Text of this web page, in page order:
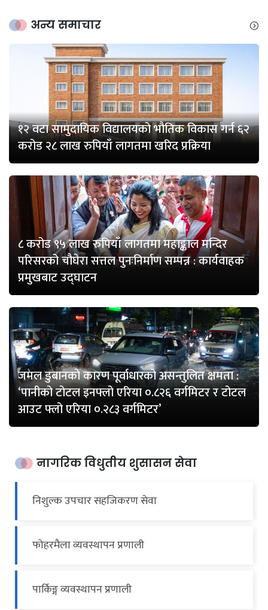
अन्य समाचार
१२ वटा सामुदायिक विद्यालयको भौतिक विकास गर्न ६२
करोड २८ लाख रुपियाँ लागतमा खरिद प्रक्रिया
८ करोड ९५ लाख रुपियाँ लागतमा महाङ्काल मन्दिर
परिसरको चौघेरा सत्तल पुनःनिर्माण सम्पन्न : कार्यवाहक
प्रमुखबाट उद्घाटन
जमल डुबानको कारण पूर्वाधारको असन्तुलित क्षमता :
‘पानीको टोटल इनफ्लो एरिया ०.८२६ वर्गमिटर र टोटल
आउट फ्लो एरिया ०.२८३ वर्गमिटर’
नागरिक विधुतीय शुसासन सेवा
निशुल्क उपचार सहजिकरण सेवा
फोहरमैला व्यवस्थापन प्रणाली
पार्किङ्ग व्यवस्थापन प्रणाली